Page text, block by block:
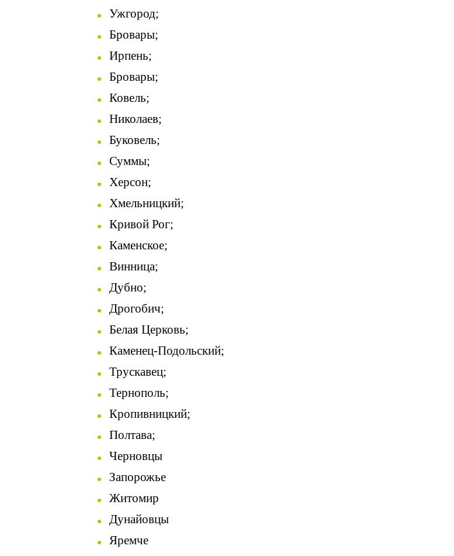
Ужгород;
Бровары;
Ирпень;
Бровары;
Ковель;
Николаев;
Буковель;
Суммы;
Херсон;
Хмельницкий;
Кривой Рог;
Каменское;
Винница;
Дубно;
Дрогобич;
Белая Церковь;
Каменец-Подольский;
Трускавец;
Тернополь;
Кропивницкий;
Полтава;
Черновцы
Запорожье
Житомир
Дунайовцы
Яремче